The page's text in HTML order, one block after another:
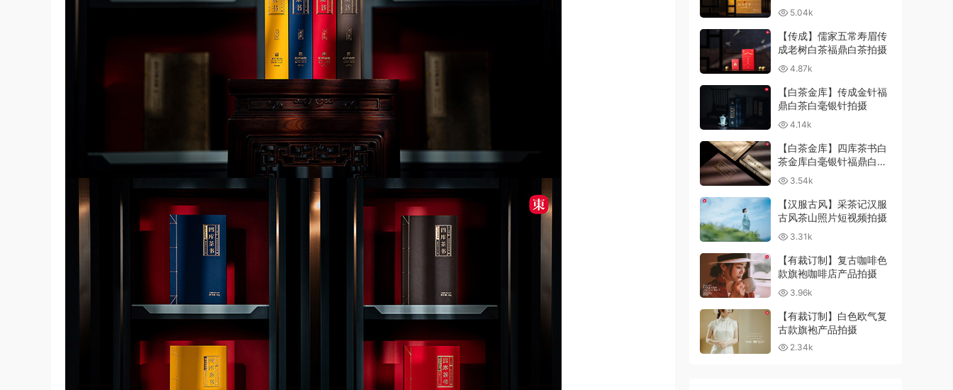
箱装产品拍摄
5.04k
【传成】儒家五常寿眉传
成老树白茶福鼎白茶拍摄
4.87k
【白茶金库】传成金针福
鼎白茶白毫银针拍摄
4.14k
【白茶金库】四库茶书白
茶金库白毫银针福鼎白茶
拍摄3.54k
【汉服古风】采茶记汉服
古风茶山照片短视频拍摄
3.31k
【有裁订制】复古咖啡色
款旗袍咖啡店产品拍摄
3.96k
【有裁订制】白色欧气复
古款旗袍产品拍摄
2.34k